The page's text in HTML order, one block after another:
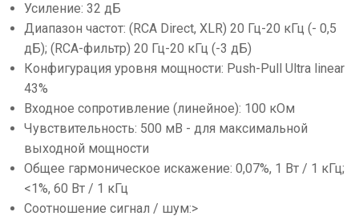
Усиление: 32 дБ
Диапазон частот: (RCA Direct, XLR) 20 Гц-20 кГц (- 0,5
дБ); (RCA-фильтр) 20 Гц-20 кГц (-3 дБ)
Конфигурация уровня мощности: Push-Pull Ultra linear
43%
Входное сопротивление (линейное): 100 кОм
Чувствительность: 500 мВ - для максимальной
выходной мощности
Общее гармоническое искажение: 0,07%, 1 Вт / 1 кГц;
<1%, 60 Вт / 1 кГц
Соотношение сигнал / шум:>